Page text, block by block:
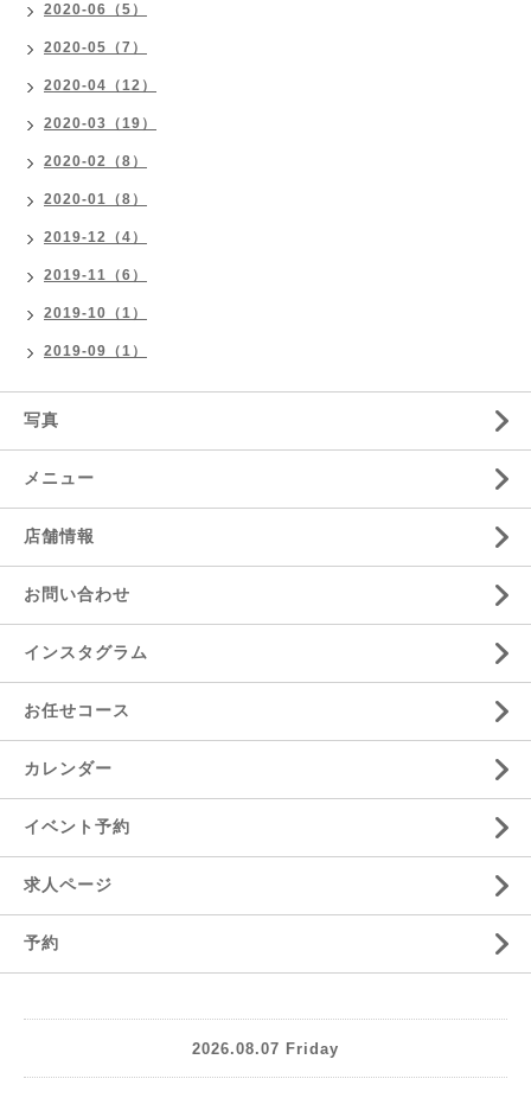
2020-06（5）
2020-05（7）
2020-04（12）
2020-03（19）
2020-02（8）
2020-01（8）
2019-12（4）
2019-11（6）
2019-10（1）
2019-09（1）
写真
メニュー
店舗情報
お問い合わせ
インスタグラム
お任せコース
カレンダー
イベント予約
求人ページ
予約
2026.08.07 Friday